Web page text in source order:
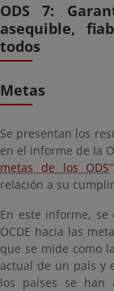
ODS 7:
asequible,
todos
Metas
Se presentan los
en el informe de la
metas de los ODS
relación a su
En este informe,
OCDE hacia las
que se mide como
actual de un país y
los países se han